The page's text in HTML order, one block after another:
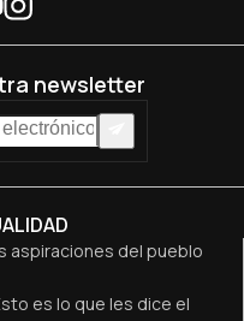
aspiraciones del pueblo
es lo que les dice el
newsletter